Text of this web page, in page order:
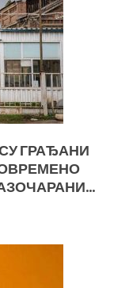
ГРАЂАНИ